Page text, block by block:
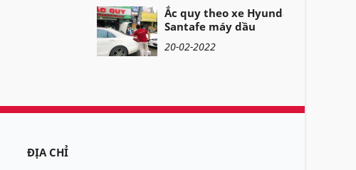
Ắc quy theo xe Hyundai
Santafe máy dầu
20-02-2022
ĐỊA CHỈ